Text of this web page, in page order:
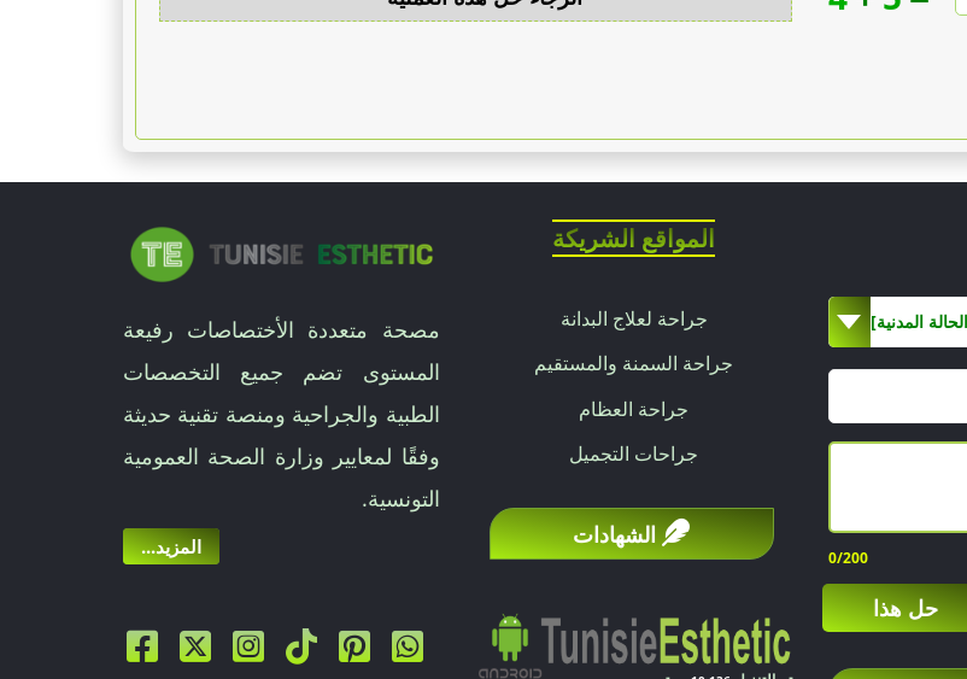
مصحة متعددة الأختصاصات رفيعة
المستوى تضم جميع التخصصات
الطبية والجراحية ومنصة تقنية حديثة
وفقًا لمعايير وزارة الصحة العمومية
التونسية.
...المزيد
المواقع الشريكة
جراحة لعلاج البدانة
جراحة السمنة والمستقيم
جراحة العظام
جراحات التجميل
الشهادات
المدنية]
0/200
حل هذا